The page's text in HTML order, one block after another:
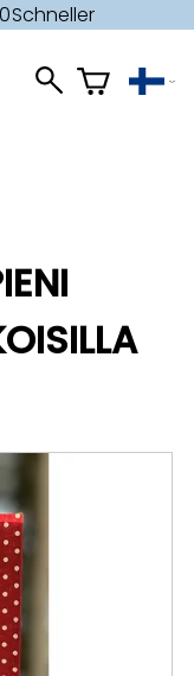
Schneller